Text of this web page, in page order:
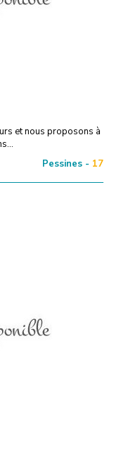
et nous proposons à
Pessines - 17